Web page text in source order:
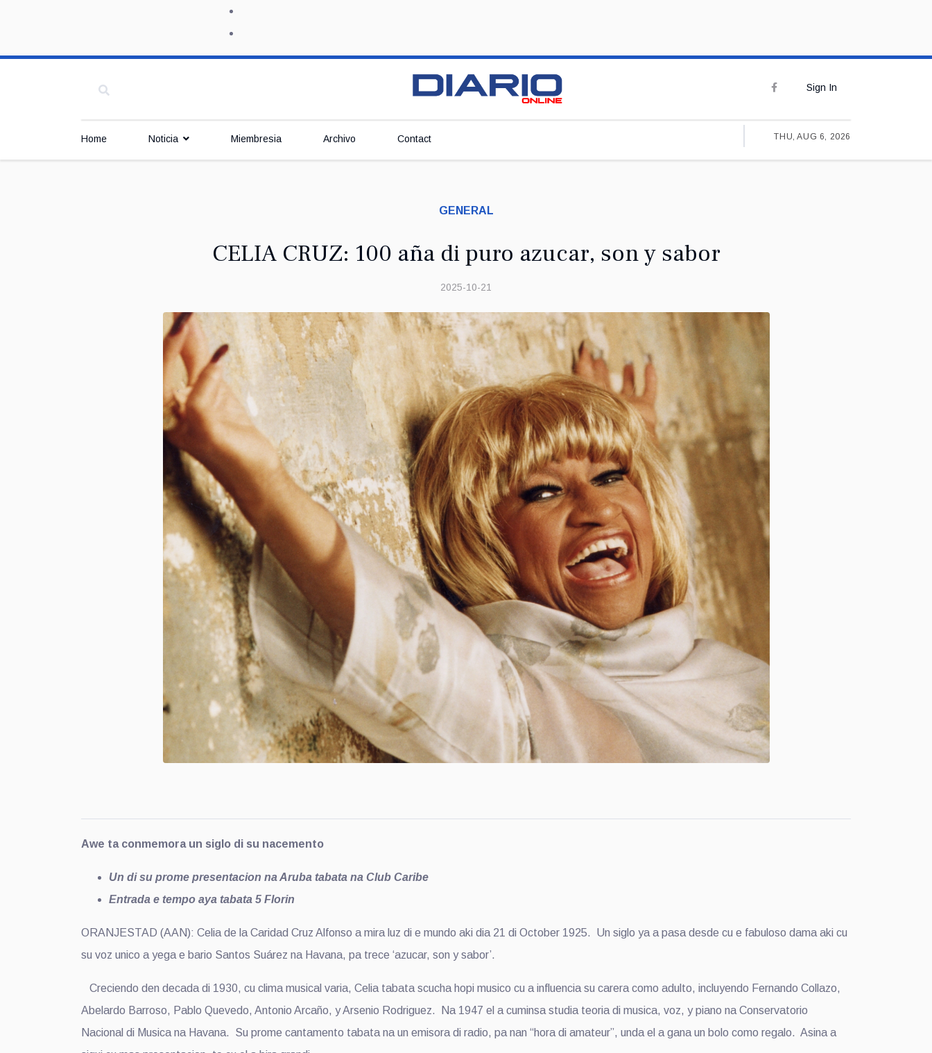
Sign In
Home Noticia Miembresia Archivo Contact THU, AUG 6, 2026
GENERAL
CELIA CRUZ: 100 aña di puro azucar, son y sabor
2025-10-21
Awe ta conmemora un siglo di su nacemento
Un di su prome presentacion na Aruba tabata na Club Caribe
Entrada e tempo aya tabata 5 Florin
ORANJESTAD (AAN): Celia de la Caridad Cruz Alfonso a mira luz di e mundo aki dia 21 di October 1925. Un siglo ya a pasa desde cu e fabuloso dama aki cu
su voz unico a yega e bario Santos Suárez na Havana, pa trece ‘azucar, son y sabor’.
Creciendo den decada di 1930, cu clima musical varia, Celia tabata scucha hopi musico cu a influencia su carera como adulto, incluyendo Fernando Collazo,
Abelardo Barroso, Pablo Quevedo, Antonio Arcaño, y Arsenio Rodriguez. Na 1947 el a cuminsa studia teoria di musica, voz, y piano na Conservatorio
Nacional di Musica na Havana. Su prome cantamento tabata na un emisora di radio, pa nan “hora di amateur”, unda el a gana un bolo como regalo. Asina a